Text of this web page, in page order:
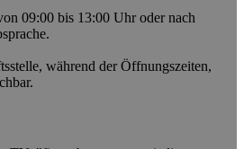
09:00 bis 13:00 Uhr oder nach
während der Öffnungszeiten,